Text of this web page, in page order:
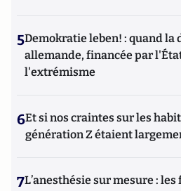
5Demokratie leben! : quand la
allemande, financée par
l'extrémisme
6Et si nos craintes sur les
génération Z étaient
7L’anesthésie sur mesure :